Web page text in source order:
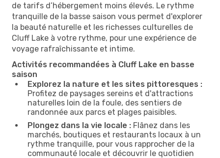
de tarifs d’hébergement moins élevés. Le rythme
tranquille de la basse saison vous permet d'explorer
la beauté naturelle et les richesses culturelles de
Cluff Lake à votre rythme, pour une expérience de
voyage rafraîchissante et intime.
Activités recommandées à Cluff Lake en basse
saison
Explorez la nature et les sites pittoresques :
Profitez de paysages sereins et d'attractions
naturelles loin de la foule, des sentiers de
randonnée aux parcs et plages paisibles.
Plongez dans la vie locale : Flânez dans les
marchés, boutiques et restaurants locaux à un
rythme tranquille, pour vous rapprocher de la
communauté locale et découvrir le quotidien